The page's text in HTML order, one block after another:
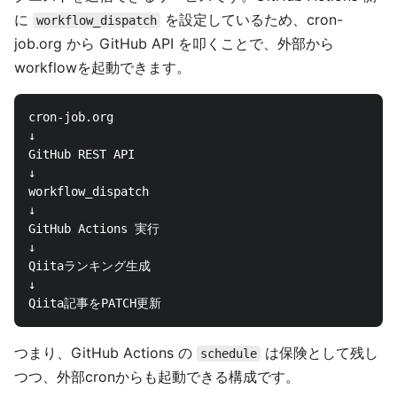
に
workflow_dispatch
を設定しているため、cron-
job.org から GitHub API を叩くことで、外部から
workflowを起動できます。
cron-job.org
↓
GitHub REST API
↓
workflow_dispatch
↓
GitHub Actions 実行
↓
Qiitaランキング生成
↓
つまり、GitHub Actions の schedule
は保険として残し
つつ、外部cronからも起動できる構成です。